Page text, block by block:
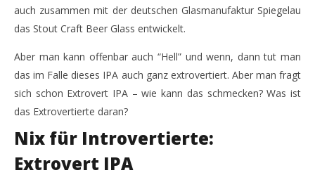
NOW VIEWING
21.
March
Monsta112
auch zusammen mit der deutschen Glasmanufaktur Spiegelau
das Stout Craft Beer Glass entwickelt.
Aber man kann offenbar auch “Hell” und wenn, dann tut man
das im Falle dieses IPA auch ganz extrovertiert. Aber man fragt
sich schon Extrovert IPA – wie kann das schmecken? Was ist
das Extrovertierte daran?
Nix für Introvertierte:
Extrovert IPA